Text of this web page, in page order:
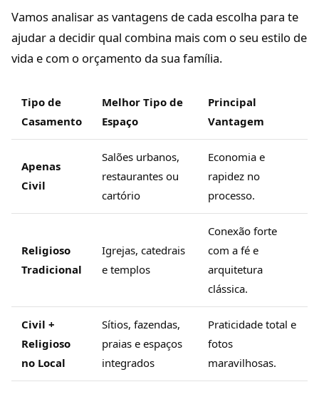
Vamos analisar as vantagens de cada escolha para te
ajudar a decidir qual combina mais com o seu estilo de
vida e com o orçamento da sua família.
Tipo de
Casamento
Melhor Tipo de
Espaço
Principal
Vantagem
Apenas
Civil
Salões urbanos,
restaurantes ou
cartório
Economia e
rapidez no
processo.
Religioso
Tradicional
Igrejas, catedrais
e templos
Conexão forte
com a fé e
arquitetura
clássica.
Civil +
Religioso
no Local
Sítios, fazendas,
praias e espaços
integrados
Praticidade total e
fotos
maravilhosas.